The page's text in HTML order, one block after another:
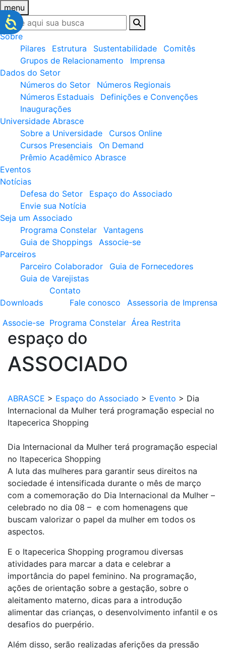
menu
Sobre
Pilares
Estrutura Sustentabilidade
Comitês
Grupos de Relacionamento
Imprensa
Dados do Setor
Números do Setor
Números Regionais
Números Estaduais
Definições e Convenções
Inaugurações
Universidade Abrasce
Sobre a Universidade
Cursos Online
Cursos Presenciais
On Demand
Prêmio Acadêmico Abrasce
Eventos
Notícias
Defesa do Setor
Espaço do Associado
Envie sua Notícia
Seja um Associado
Programa Constelar
Vantagens
Guia de Shoppings
Associe-se
Parceiros
Parceiro Colaborador
Guia de Fornecedores
Guia de Varejistas
Downloads
Contato
Fale conosco
Assessoria de Imprensa
Associe-se Programa Constelar Área Restrita
espaço do
ASSOCIADO
ABRASCE > Espaço do Associado > Evento > Dia
Internacional da Mulher terá programação especial no
Itapecerica Shopping
Dia Internacional da Mulher terá programação especial
no Itapecerica Shopping
A luta das mulheres para garantir seus direitos na
sociedade é intensificada durante o mês de março
com a comemoração do Dia Internacional da Mulher –
celebrado no dia 08 – e com homenagens que
buscam valorizar o papel da mulher em todos os
aspectos.
E o Itapecerica Shopping programou diversas
atividades para marcar a data e celebrar a
importância do papel feminino. Na programação,
ações de orientação sobre a gestação, sobre o
aleitamento materno, dicas para a introdução
alimentar das crianças, o desenvolvimento infantil e os
desafios do puerpério.
Além disso, serão realizadas aferições da pressão